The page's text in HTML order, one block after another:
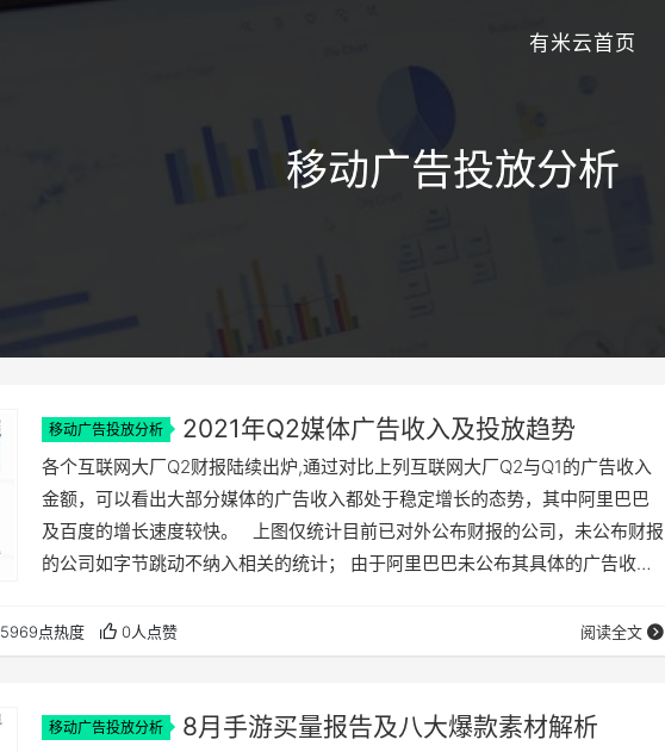
有米云首页
移动广告投放分析
移动广告投放分析 2021年Q2媒体广告收入及投放趋势
各个互联网大厂Q2财报陆续出炉,通过对比上列互联网大厂Q2与Q1的广告收入
金额，可以看出大部分媒体的广告收入都处于稳定增长的态势，其中阿里巴巴
及百度的增长速度较快。 上图仅统计目前已对外公布财报的公司，未公布财报
的公司如字节跳动不纳入相关的统计； 由于阿里巴巴未公布其具体的广告收
为统计依据，其中也包括阿里全系的广告营销收入。 下面 App Growing基于自
研算法及各家财报数据，估算出了各大主流媒体的移动广告收入情况。其他营
5969点热度 0人点赞 阅读全文
移动广告投放分析 8月手游买量报告及八大爆款素材解析